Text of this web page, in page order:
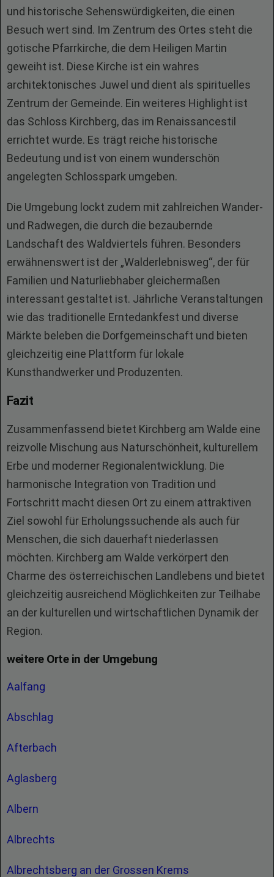
und historische Sehenswürdigkeiten, die einen
Besuch wert sind. Im Zentrum des Ortes steht die
gotische Pfarrkirche, die dem Heiligen Martin
geweiht ist. Diese Kirche ist ein wahres
architektonisches Juwel und dient als spirituelles
Zentrum der Gemeinde. Ein weiteres Highlight ist
das Schloss Kirchberg, das im Renaissancestil
errichtet wurde. Es trägt reiche historische
Bedeutung und ist von einem wunderschön
angelegten Schlosspark umgeben.
Die Umgebung lockt zudem mit zahlreichen Wander-
und Radwegen, die durch die bezaubernde
Landschaft des Waldviertels führen. Besonders
erwähnenswert ist der „Walderlebnisweg“, der für
Familien und Naturliebhaber gleichermaßen
interessant gestaltet ist. Jährliche Veranstaltungen
wie das traditionelle Erntedankfest und diverse
Märkte beleben die Dorfgemeinschaft und bieten
gleichzeitig eine Plattform für lokale
Kunsthandwerker und Produzenten.
Fazit
Zusammenfassend bietet Kirchberg am Walde eine
reizvolle Mischung aus Naturschönheit, kulturellem
Erbe und moderner Regionalentwicklung. Die
harmonische Integration von Tradition und
Fortschritt macht diesen Ort zu einem attraktiven
Ziel sowohl für Erholungssuchende als auch für
Menschen, die sich dauerhaft niederlassen
möchten. Kirchberg am Walde verkörpert den
Charme des österreichischen Landlebens und bietet
gleichzeitig ausreichend Möglichkeiten zur Teilhabe
an der kulturellen und wirtschaftlichen Dynamik der
Region.
weitere Orte in der Umgebung
Aalfang
Abschlag
Afterbach
Aglasberg
Albern
Albrechts
Albrechtsberg an der Grossen Krems